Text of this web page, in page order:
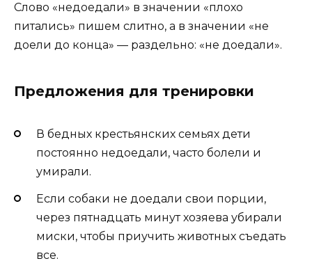
Слово «недоедали» в значении «плохо
питались» пишем слитно, а в значении «не
доели до конца» — раздельно: «не доедали».
Предложения для тренировки
В бедных крестьянских семьях дети
постоянно недоедали, часто болели и
умирали.
Если собаки не доедали свои порции,
через пятнадцать минут хозяева убирали
миски, чтобы приучить животных съедать
все.